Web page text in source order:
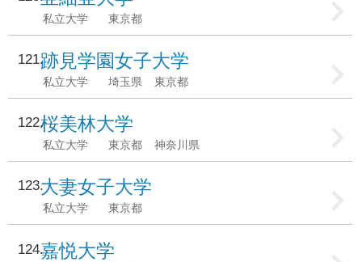
私立大学 東京都
121跡見学園女子大学
私立大学 埼玉県 東京都
122桜美林大学
私立大学 東京都 神奈川県
123大妻女子大学
私立大学 東京都
124嘉悦大学